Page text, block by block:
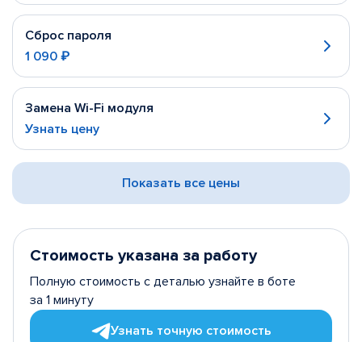
Сброс пароля
1 090 ₽
Замена Wi-Fi модуля
Узнать цену
Показать все цены
Стоимость указана за работу
Полную стоимость с деталью узнайте в боте
за 1 минуту
Узнать точную стоимость